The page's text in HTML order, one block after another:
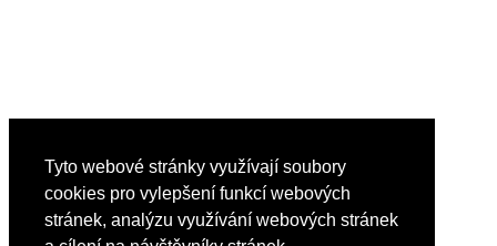
Tyto webové stránky využívají soubory
cookies pro vylepšení funkcí webových
stránek, analýzu využívání webových stránek